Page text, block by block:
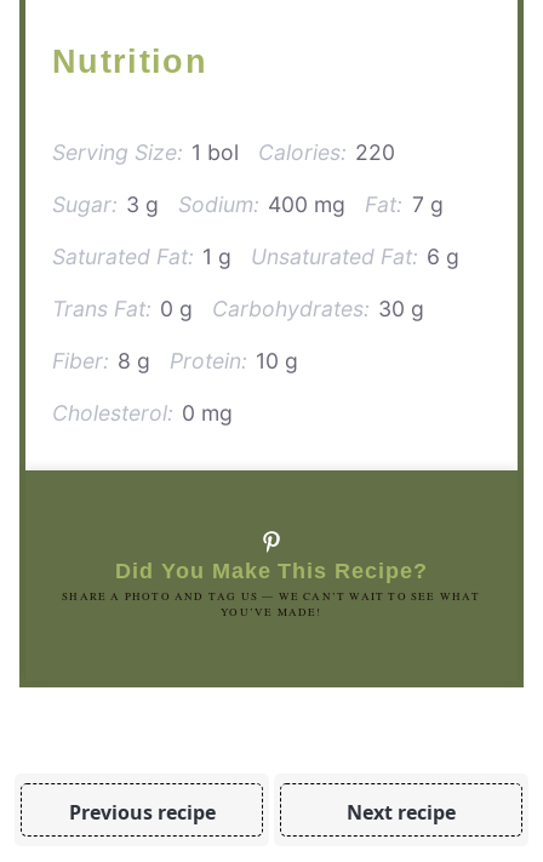
Nutrition
Serving Size: 1 bol Calories: 220
Sugar: 3 g Sodium: 400 mg Fat: 7 g
Saturated Fat: 1 g Unsaturated Fat: 6 g
Trans Fat: 0 g Carbohydrates: 30 g
Fiber: 8 g Protein: 10 g
Cholesterol: 0 mg
Did You Make This Recipe?
SHARE A PHOTO AND TAG US — WE CAN’T WAIT TO SEE WHAT
YOU’VE MADE!
Previous recipe Next recipe